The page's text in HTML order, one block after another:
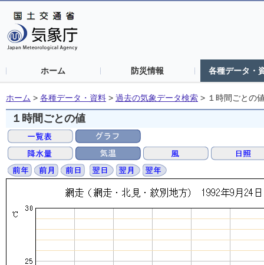
ホーム 防災情報 各種データ・
ホーム > 各種データ・資料 > 過去の気象データ検索 > １時間ごとの
１時間ごとの値